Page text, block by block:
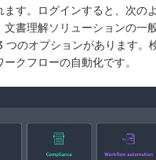
ます。ログインすると、次の
書理解ソリューションの一
つのオプションがあります。
クフローの自動化です。